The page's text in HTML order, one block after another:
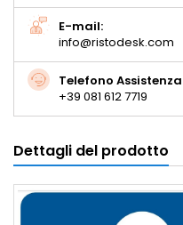
E-mail:
info@ristodesk.com
Telefono
+39 081 612 7719
Dettagli del prodotto